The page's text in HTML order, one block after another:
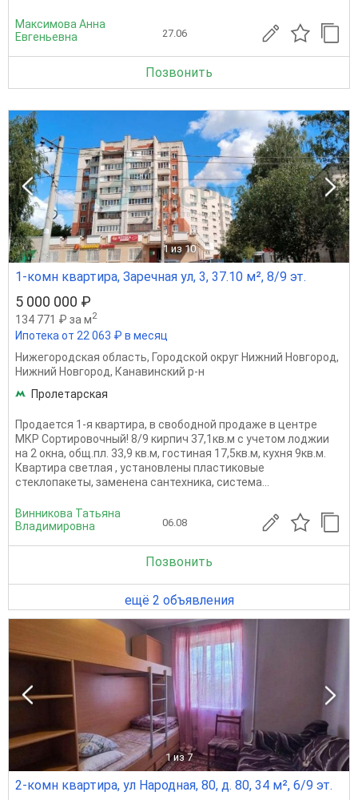
Максимова Анна
Евгеньевна
27.06
Позвонить
1 из 10
1-комн квартира, Заречная ул, 3, 37.10 м², 8/9 эт.
5 000 000 ₽
134 771 ₽ за м2
Ипотека от 22 063 ₽ в месяц
Нижегородская область, Городской округ Нижний Новгород,
Нижний Новгород, Канавинский р-н
Пролетарская
Продается 1-я квартира, в свободной продаже в центре
МКР Сортировочный! 8/9 кирпич 37,1кв.м с учетом лоджии
на 2 окна, общ.пл. 33,9 кв.м, гостиная 17,5кв.м, кухня 9кв.м.
Квартира светлая , установлены пластиковые
стеклопакеты, заменена сантехника, система...
Винникова Татьяна
Владимировна
06.08
Позвонить
ещё 2 объявления
1 из 7
2-комн квартира, ул Народная, 80, д. 80, 34 м², 6/9 эт.